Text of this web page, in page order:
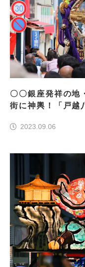
〇〇銀座発祥の地
街に神輿！「戸越
2023.09.06